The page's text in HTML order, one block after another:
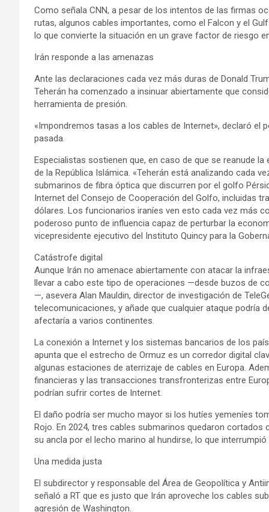
Como señala CNN, a pesar de los intentos de las firmas
rutas, algunos cables importantes, como el Falcon y el
lo que convierte la situación en un grave factor de riesgo
Irán responde a las amenazas
Ante las declaraciones cada vez más duras de Donald
Teherán ha comenzado a insinuar abiertamente que
herramienta de presión.
«Impondremos tasas a los cables de Internet», declaró el
pasada.
Especialistas sostienen que, en caso de que se reanude
de la República Islámica. «Teherán está analizando cada
submarinos de fibra óptica que discurren por el golfo
Internet del Consejo de Cooperación del Golfo, incluidas
dólares. Los funcionarios iraníes ven esto cada vez más
poderoso punto de influencia capaz de perturbar la
vicepresidente ejecutivo del Instituto Quincy para la
Catástrofe digital
Aunque Irán no amenace abiertamente con atacar la
llevar a cabo este tipo de operaciones —desde buzos de
—, asevera Alan Mauldin, director de investigación de
telecomunicaciones, y añade que cualquier ataque podría
afectaría a varios continentes.
La conexión a Internet y los sistemas bancarios de los
apunta que el estrecho de Ormuz es un corredor digital
algunas estaciones de aterrizaje de cables en Europa.
financieras y las transacciones transfronterizas entre
podrían sufrir cortes de Internet.
El daño podría ser mucho mayor si los hutíes yemeníes
Rojo. En 2024, tres cables submarinos quedaron
su ancla por el lecho marino al hundirse, lo que
Una medida justa
El subdirector y responsable del Área de Geopolítica y
señaló a RT que es justo que Irán aproveche los cables
agresión de Washington.